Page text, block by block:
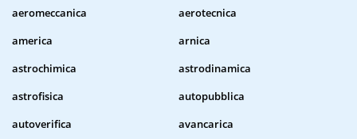
aeromeccanica
aerotecnica
america
arnica
astrochimica
astrodinamica
astrofisica
autopubblica
autoverifica
avancarica